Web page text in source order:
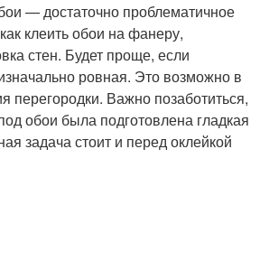
— достаточно проблематичное
клеить обои на фанеру,
стен. Будет проще, если
ровная. Это возможно в
перегородки. Важно позаботиться,
обои была подготовлена гладкая
задача стоит и перед оклейкой